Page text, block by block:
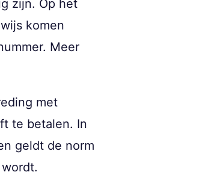
zijn. Op het
komen
Meer
met
te betalen. In
geldt de norm